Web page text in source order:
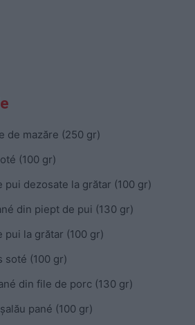
de mazăre (250 gr)
(100 gr)
pui dezosate la grătar (100 gr)
din piept de pui (130 gr)
pui la grătar (100 gr)
soté (100 gr)
din file de porc (130 gr)
pané (100 gr)